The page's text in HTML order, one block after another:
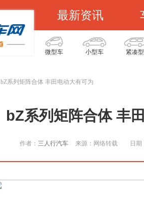
最新资讯
微型车 小型车 紧凑型
bZ系列矩阵合体 丰田电动大有可为
bZ系列矩阵合体 丰
作者： 三人行汽车 来源：网络转载 日